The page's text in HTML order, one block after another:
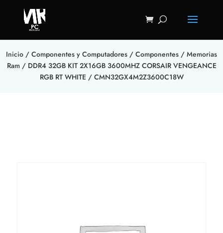
Inicio / Componentes y Computadores / Componentes / Memorias
Ram/ DDR4 32GB KIT 2X16GB 3600MHZ CORSAIR VENGEANCE
RGB RT WHITE / CMN32GX4M2Z3600C18W